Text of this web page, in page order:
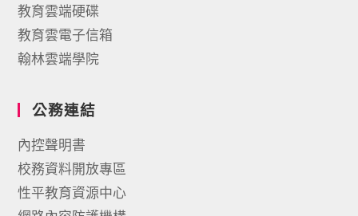
教育雲端硬碟
教育雲電子信箱
翰林雲端學院
公務連結
內控聲明書
校務資料開放專區
性平教育資源中心